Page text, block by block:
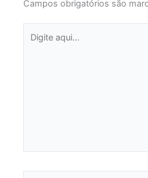
Campos obrigatórios são
aqui...